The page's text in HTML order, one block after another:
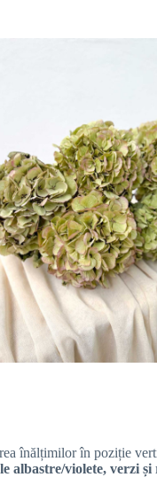
înălțimilor în poziție
albastre/violete, verzi și